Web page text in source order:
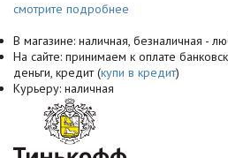
смотрите подробнее
В магазине: наличная, безналичная -
На сайте: принимаем к оплате
деньги, кредит (купи в кредит)
Курьеру: наличная